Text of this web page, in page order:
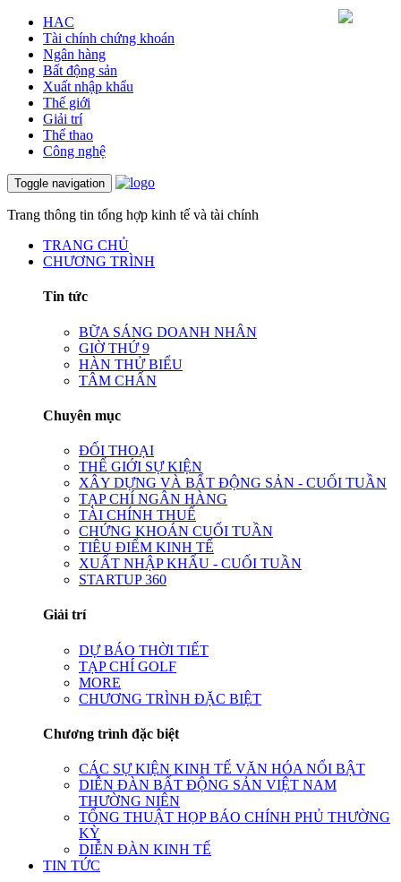
HAC
Tài chính chứng khoán
Ngân hàng
Bất động sản
Xuất nhập khẩu
Thế giới
Giải trí
Thể thao
Công nghệ
Toggle navigation
Trang thông tin tổng hợp kinh tế và tài chính
TRANG CHỦ
CHƯƠNG TRÌNH
Tin tức
BỮA SÁNG DOANH NHÂN
GIỜ THỨ 9
HÀN THỬ BIỂU
TÂM CHẤN
Chuyên mục
ĐỐI THOẠI
THẾ GIỚI SỰ KIỆN
XÂY DỰNG VÀ BẤT ĐỘNG SẢN - CUỐI TUẦN
TẠP CHÍ NGÂN HÀNG
TÀI CHÍNH THUẾ
CHỨNG KHOÁN CUỐI TUẦN
TIÊU ĐIỂM KINH TẾ
XUẤT NHẬP KHẨU - CUỐI TUẦN
STARTUP 360
Giải trí
DỰ BÁO THỜI TIẾT
TẠP CHÍ GOLF
MORE
CHƯƠNG TRÌNH ĐẶC BIỆT
Chương trình đặc biệt
CÁC SỰ KIỆN KINH TẾ VĂN HÓA NỔI BẬT
DIỄN ĐÀN BẤT ĐỘNG SẢN VIỆT NAM
THƯỜNG NIÊN
TỔNG THUẬT HỌP BÁO CHÍNH PHỦ THƯỜNG
KỲ
DIỄN ĐÀN KINH TẾ
TIN TỨC